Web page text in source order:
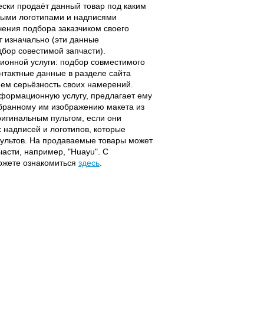
продаёт данный товар под каким
логотипами и надписями
подбора заказчиком своего
изначально (эти данные
совестимой запчасти).
услуги: подбор совместимого
данные в разделе сайта
серьёзность своих намерений.
услугу, предлагает ему
им изображению макета из
пультом, если они
и логотипов, которые
На продаваемые товары может
например, "Huayu". С
ознакомиться здесь